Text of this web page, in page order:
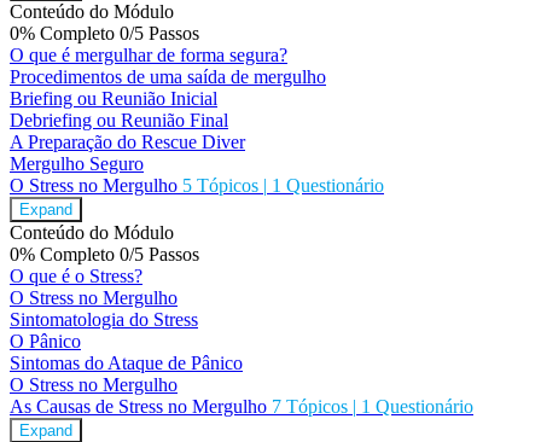
Conteúdo do Módulo
0% Completo 0/5 Passos
O que é mergulhar de forma segura?
Procedimentos de uma saída de mergulho
Briefing ou Reunião Inicial
Debriefing ou Reunião Final
A Preparação do Rescue Diver
Mergulho Seguro
O Stress no Mergulho 5 Tópicos | 1 Questionário
Expand
Conteúdo do Módulo
0% Completo 0/5 Passos
O que é o Stress?
O Stress no Mergulho
Sintomatologia do Stress
O Pânico
Sintomas do Ataque de Pânico
O Stress no Mergulho
As Causas de Stress no Mergulho 7 Tópicos | 1 Questionário
Expand